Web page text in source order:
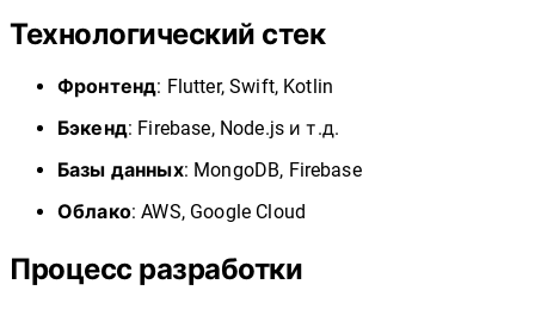
Технологический стек
Фронтенд: Flutter, Swift, Kotlin
Бэкенд: Firebase, Node.js и т.д.
Базы данных: MongoDB, Firebase
Облако: AWS, Google Cloud
Процесс разработки